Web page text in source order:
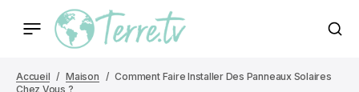
Accueil Maison
Comment Faire Installer Des Panneaux Solaires
Chez Vous ?